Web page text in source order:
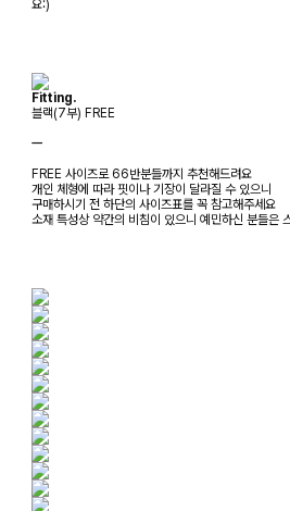
요:)
Fitting.
블랙(7부) FREE
ㅡ
FREE 사이즈로 66반분들까지 추천해드려요
개인 체형에 따라 핏이나 기장이 달라질 수 있으니
구매하시기 전 하단의 사이즈표를 꼭 참고해주세요
소재 특성상 약간의 비침이 있으니 예민하신 분들은